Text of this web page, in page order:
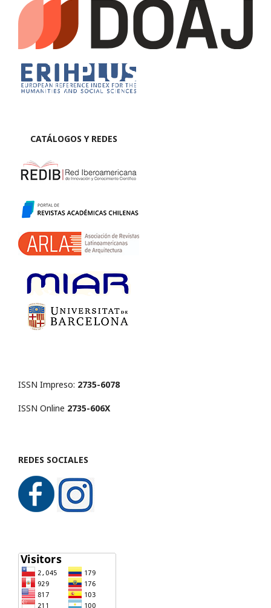
CATÁLOGOS Y REDES
ISSN Impreso: 2735-6078
ISSN Online 2735-606X
REDES SOCIALES